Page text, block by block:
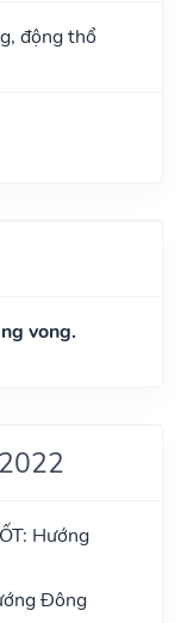
động thổ
vong.
Hướng
Đông